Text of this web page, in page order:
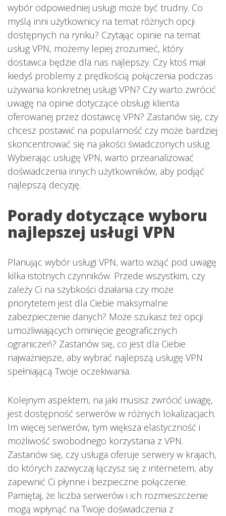
wybór odpowiedniej usługi może być trudny. Co
myślą inni użytkownicy na temat różnych opcji
dostępnych na rynku? Czytając opinie na temat
usług VPN, możemy lepiej zrozumieć, który
dostawca będzie dla nas najlepszy. Czy ktoś miał
kiedyś problemy z prędkością połączenia podczas
używania konkretnej usługi VPN? Czy warto zwrócić
uwagę na opinie dotyczące obsługi klienta
oferowanej przez dostawcę VPN? Zastanów się, czy
chcesz postawić na popularność czy może bardziej
skoncentrować się na jakości świadczonych usług.
Wybierając usługę VPN, warto przeanalizować
doświadczenia innych użytkowników, aby podjąć
najlepszą decyzję.
Porady dotyczące wyboru
najlepszej usługi VPN
Planując wybór usługi VPN, warto wziąć pod uwagę
kilka istotnych czynników. Przede wszystkim, czy
zależy Ci na szybkości działania czy może
priorytetem jest dla Ciebie maksymalne
zabezpieczenie danych? Może szukasz też opcji
umożliwiających ominięcie geograficznych
ograniczeń? Zastanów się, co jest dla Ciebie
najważniejsze, aby wybrać najlepszą usługę VPN
spełniającą Twoje oczekiwania.
Kolejnym aspektem, na jaki musisz zwrócić uwagę,
jest dostępność serwerów w różnych lokalizacjach.
Im więcej serwerów, tym większa elastyczność i
możliwość swobodnego korzystania z VPN.
Zastanów się, czy usługa oferuje serwery w krajach,
do których zazwyczaj łączysz się z internetem, aby
zapewnić Ci płynne i bezpieczne połączenie.
Pamiętaj, że liczba serwerów i ich rozmieszczenie
mogą wpłynąć na Twoje doświadczenia z